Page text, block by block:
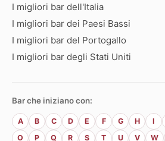
I migliori bar dell'Italia
I migliori bar dei Paesi Bassi
I migliori bar del Portogallo
I migliori bar degli Stati Uniti
Bar che iniziano con:
A B C D E F G H I
O
P Q R S T U V W